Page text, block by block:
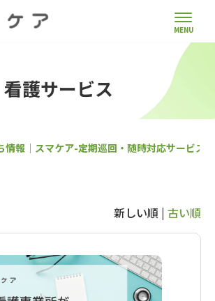
看護サービス
情報｜スマケア-定期巡回・随時対応サービス
新しい順 | 古い順